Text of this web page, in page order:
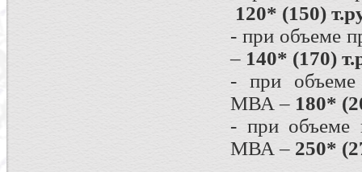
120* (150)
- при объеме
– 140* (170)
- при объеме
МВА – 180*
- при объеме
МВА – 250*